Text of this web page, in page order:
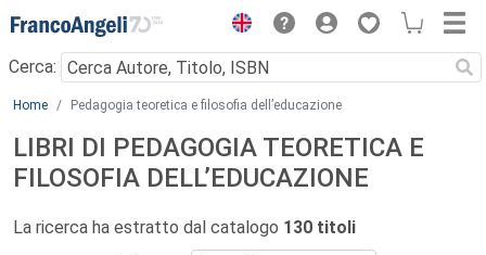
Menu
Cerca:
Main content
Home Pedagogia teoretica e filosofia dell’educazione
LIBRI DI PEDAGOGIA TEORETICA E
FILOSOFIA DELL’EDUCAZIONE
La ricerca ha estratto dal catalogo 130 titoli